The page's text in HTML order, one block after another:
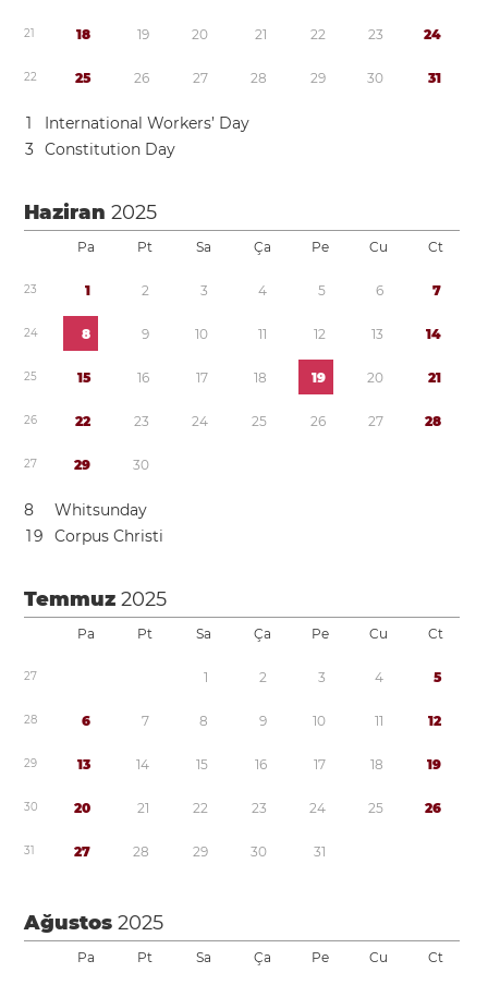
21 18 19 20 21 22 23 24
22 25 26 27 28 29 30 31
1
International Workers’ Day
3 Constitution Day
Haziran2025
Pa Pt Sa Ça Pe Cu Ct
23 1 2 3 4 5 6 7
24 8 9 10 11 12 13 14
25 15 16 17 18 19 20 21
26 22 23 24 25 26 27 28
27 29 30
8
Whitsunday
19 Corpus Christi
Temmuz2025
Pa Pt Sa Ça Pe Cu Ct
27 1 2 3 4 5
28 6 7 8 9 10 11 12
29 13 14 15 16 17 18 19
30 20 21 22 23 24 25 26
31 27 28 29 30 31
Ağustos2025
Pa Pt Sa Ça Pe Cu Ct